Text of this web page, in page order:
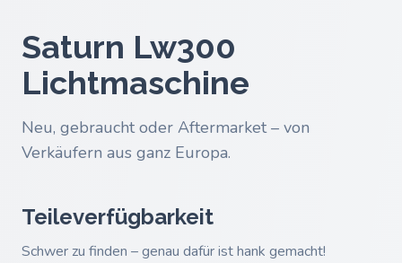
Saturn Lw300
Lichtmaschine
Neu, gebraucht oder Aftermarket – von
Verkäufern aus ganz Europa.
Teileverfügbarkeit
Schwer zu finden – genau dafür ist hank gemacht!